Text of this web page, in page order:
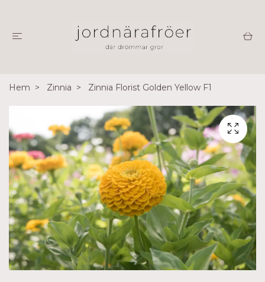
Hem Zinnia Zinnia Florist Golden Yellow F1